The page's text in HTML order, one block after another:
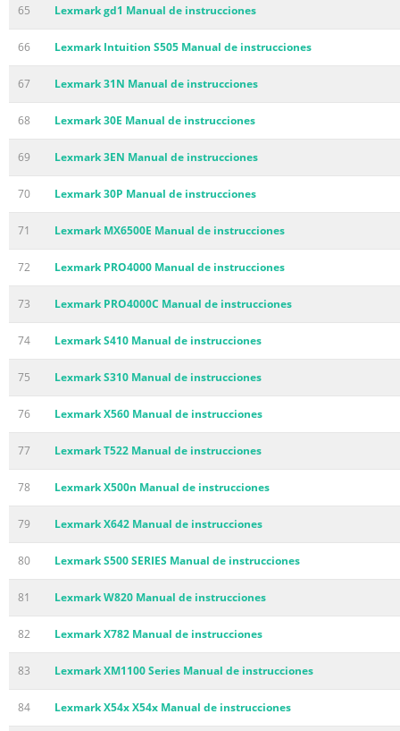
65 Lexmark gd1 Manual de instrucciones
66 Lexmark Intuition S505 Manual de instrucciones
67 Lexmark 31N Manual de instrucciones
68 Lexmark 30E Manual de instrucciones
69 Lexmark 3EN Manual de instrucciones
70 Lexmark 30P Manual de instrucciones
71 Lexmark MX6500E Manual de instrucciones
72 Lexmark PRO4000 Manual de instrucciones
73 Lexmark PRO4000C Manual de instrucciones
74 Lexmark S410 Manual de instrucciones
75 Lexmark S310 Manual de instrucciones
76 Lexmark X560 Manual de instrucciones
77 Lexmark T522 Manual de instrucciones
78 Lexmark X500n Manual de instrucciones
79 Lexmark X642 Manual de instrucciones
80 Lexmark S500 SERIES Manual de instrucciones
81 Lexmark W820 Manual de instrucciones
82 Lexmark X782 Manual de instrucciones
83 Lexmark XM1100 Series Manual de instrucciones
84 Lexmark X54x X54x Manual de instrucciones